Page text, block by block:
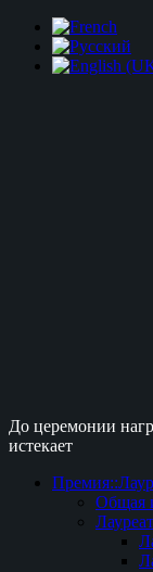
До церемонии
истекает
Общая